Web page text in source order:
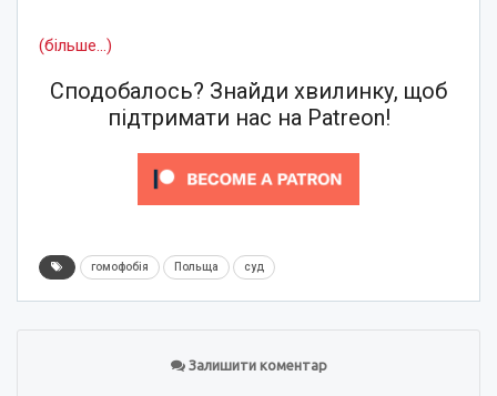
(більше…)
Сподобалось? Знайди хвилинку, щоб
підтримати нас на Patreon!
гомофобія Польща суд
Залишити коментар